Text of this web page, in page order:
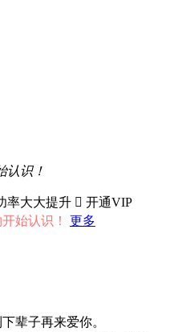
认识！
率大大提升  开通VIP
始认识！ 更多
辈子再来爱你。